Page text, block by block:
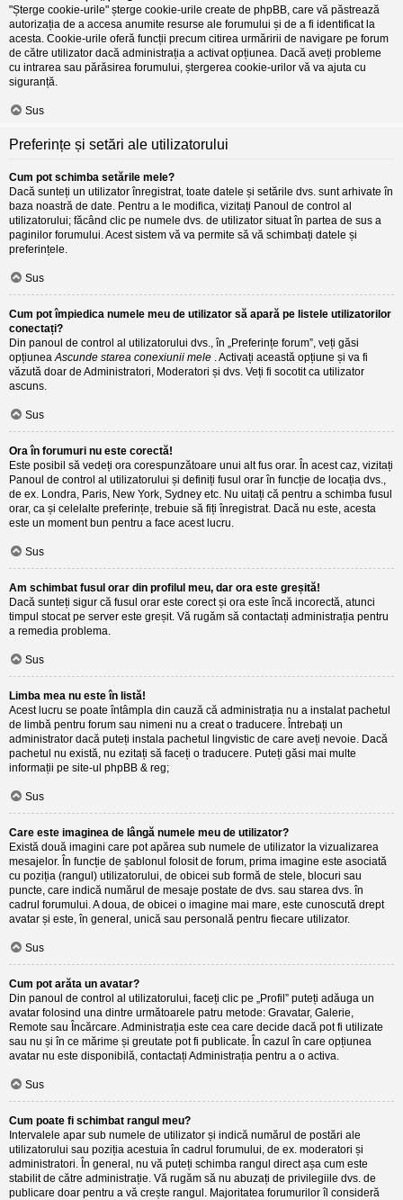
"Șterge cookie-urile" șterge cookie-urile create de phpBB, care vă păstrează
autorizația de a accesa anumite resurse ale forumului și de a fi identificat la
acesta. Cookie-urile oferă funcții precum citirea urmăririi de navigare pe forum
de către utilizator dacă administrația a activat opțiunea. Dacă aveți probleme
cu intrarea sau părăsirea forumului, ștergerea cookie-urilor vă va ajuta cu
siguranță.
Sus
Preferințe și setări ale utilizatorului
Cum pot schimba setările mele?
Dacă sunteți un utilizator înregistrat, toate datele și setările dvs. sunt arhivate în
baza noastră de date. Pentru a le modifica, vizitați Panoul de control al
utilizatorului; făcând clic pe numele dvs. de utilizator situat în partea de sus a
paginilor forumului. Acest sistem vă va permite să vă schimbați datele și
preferințele.
Sus
Cum pot împiedica numele meu de utilizator să apară pe listele utilizatorilor
conectați?
Din panoul de control al utilizatorului dvs., în „Preferințe forum”, veți găsi
opțiuneaAscunde starea conexiunii mele . Activați această opțiune și va fi
văzută doar de Administratori, Moderatori și dvs. Veți fi socotit ca utilizator
ascuns.
Sus
Ora în forumuri nu este corectă!
Este posibil să vedeți ora corespunzătoare unui alt fus orar. În acest caz, vizitați
Panoul de control al utilizatorului și definiți fusul orar în funcție de locația dvs.,
de ex. Londra, Paris, New York, Sydney etc. Nu uitați că pentru a schimba fusul
orar, ca și celelalte preferințe, trebuie să fiți înregistrat. Dacă nu este, acesta
este un moment bun pentru a face acest lucru.
Sus
Am schimbat fusul orar din profilul meu, dar ora este greșită!
Dacă sunteți sigur că fusul orar este corect și ora este încă incorectă, atunci
timpul stocat pe server este greșit. Vă rugăm să contactați administrația pentru
a remedia problema.
Sus
Limba mea nu este în listă!
Acest lucru se poate întâmpla din cauză că administrația nu a instalat pachetul
de limbă pentru forum sau nimeni nu a creat o traducere. Întrebați un
administrator dacă puteți instala pachetul lingvistic de care aveți nevoie. Dacă
pachetul nu există, nu ezitați să faceți o traducere. Puteți găsi mai multe
informații pe site-ul phpBB & reg;
Sus
Care este imaginea de lângă numele meu de utilizator?
Există două imagini care pot apărea sub numele de utilizator la vizualizarea
mesajelor. În funcție de șablonul folosit de forum, prima imagine este asociată
cu poziția (rangul) utilizatorului, de obicei sub formă de stele, blocuri sau
puncte, care indică numărul de mesaje postate de dvs. sau starea dvs. în
cadrul forumului. A doua, de obicei o imagine mai mare, este cunoscută drept
avatar și este, în general, unică sau personală pentru fiecare utilizator.
Sus
Cum pot arăta un avatar?
Din panoul de control al utilizatorului, faceți clic pe „Profil” puteți adăuga un
avatar folosind una dintre următoarele patru metode: Gravatar, Galerie,
Remote sau Încărcare. Administrația este cea care decide dacă pot fi utilizate
sau nu și în ce mărime și greutate pot fi publicate. În cazul în care opțiunea
avatar nu este disponibilă, contactați Administrația pentru a o activa.
Sus
Cum poate fi schimbat rangul meu?
Intervalele apar sub numele de utilizator și indică numărul de postări ale
utilizatorului sau poziția acestuia în cadrul forumului, de ex. moderatori și
administratori. În general, nu vă puteți schimba rangul direct așa cum este
stabilit de către administrație. Vă rugăm să nu abuzați de privilegiile dvs. de
publicare doar pentru a vă crește rangul. Majoritatea forumurilor îl consideră